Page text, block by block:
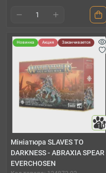
Новинка Акция Заканчивается
10
Мініатюра SLAVES TO
DARKNESS - ABRAXIA SPEAR
EVERCHOSEN